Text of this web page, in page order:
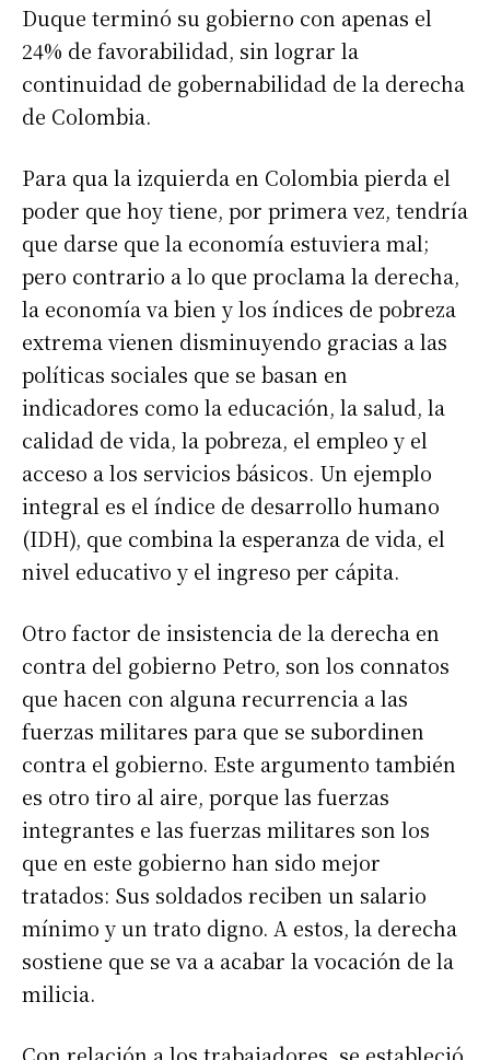
Duque terminó su gobierno con apenas el
24% de favorabilidad, sin lograr la
continuidad de gobernabilidad de la derecha
de Colombia.
Para qua la izquierda en Colombia pierda el
poder que hoy tiene, por primera vez, tendría
que darse que la economía estuviera mal;
pero contrario a lo que proclama la derecha,
la economía va bien y los índices de pobreza
extrema vienen disminuyendo gracias a las
políticas sociales que se basan en
indicadores como la educación, la salud, la
calidad de vida, la pobreza, el empleo y el
acceso a los servicios básicos. Un ejemplo
integral es el índice de desarrollo humano
(IDH), que combina la esperanza de vida, el
nivel educativo y el ingreso per cápita.
Otro factor de insistencia de la derecha en
contra del gobierno Petro, son los connatos
que hacen con alguna recurrencia a las
fuerzas militares para que se subordinen
contra el gobierno. Este argumento también
es otro tiro al aire, porque las fuerzas
integrantes e las fuerzas militares son los
que en este gobierno han sido mejor
tratados: Sus soldados reciben un salario
mínimo y un trato digno. A estos, la derecha
sostiene que se va a acabar la vocación de la
milicia.
Con relación a los trabajadores, se estableció